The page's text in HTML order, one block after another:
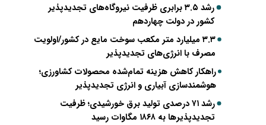
رشد ۳.۵ برابری ظرفیت نیروگاه‌های تجدیدپذیر
کشور در دولت چهاردهم
۳.۳ میلیارد متر مکعب سوخت مایع در کشور/اولویت
مصرف با انرژی‌های تجدیدپذیر
راهکار کاهش هزینه تمام‌شده محصولات کشاورزی؛
هوشمندسازی آبیاری و انرژی تجدیدپذیر
رشد ۷۱ درصدی تولید برق خورشیدی؛ ظرفیت
تجدیدپذیرها به ۱۸۶۸ مگاوات رسید